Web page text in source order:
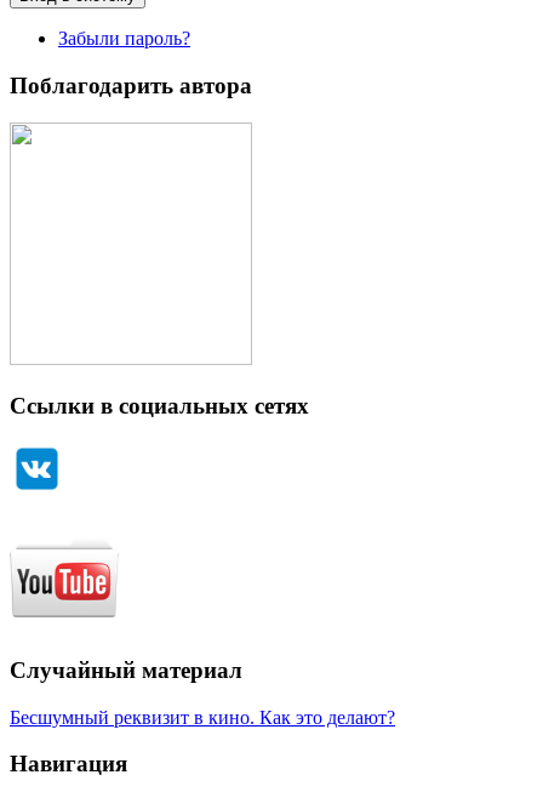
Забыли пароль?
Поблагодарить автора
Ссылки в социальных сетях
Случайный материал
Бесшумный реквизит в кино. Как это делают?
Навигация